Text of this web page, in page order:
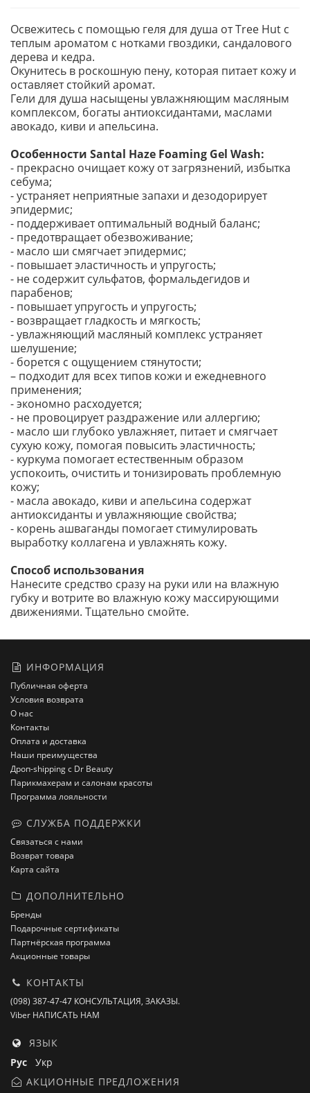
Освежитесь с помощью геля для душа от Tree Hut с
теплым ароматом с нотками гвоздики, сандалового
дерева и кедра.
Окунитесь в роскошную пену, которая питает кожу и
оставляет стойкий аромат.
Гели для душа насыщены увлажняющим масляным
комплексом, богаты антиоксидантами, маслами
авокадо, киви и апельсина.
Особенности Santal Haze Foaming Gel Wash:
- прекрасно очищает кожу от загрязнений, избытка
себума;
- устраняет неприятные запахи и дезодорирует
эпидермис;
- поддерживает оптимальный водный баланс;
- предотвращает обезвоживание;
- масло ши смягчает эпидермис;
- повышает эластичность и упругость;
- не содержит сульфатов, формальдегидов и
парабенов;
- повышает упругость и упругость;
- возвращает гладкость и мягкость;
- увлажняющий масляный комплекс устраняет
шелушение;
- борется с ощущением стянутости;
– подходит для всех типов кожи и ежедневного
применения;
- экономно расходуется;
- не провоцирует раздражение или аллергию;
- масло ши глубоко увлажняет, питает и смягчает
сухую кожу, помогая повысить эластичность;
- куркума помогает естественным образом
успокоить, очистить и тонизировать проблемную
кожу;
- масла авокадо, киви и апельсина содержат
антиоксиданты и увлажняющие свойства;
- корень ашваганды помогает стимулировать
выработку коллагена и увлажнять кожу.
Способ использования
Нанесите средство сразу на руки или на влажную
губку и вотрите во влажную кожу массирующими
движениями. Тщательно смойте.
ИНФОРМАЦИЯ
Публичная оферта
Условия возврата
О нас
Контакты
Оплата и доставка
Наши преимущества
Дроп-shipping с Dr Beauty
Парикмахерам и салонам красоты
Программа лояльности
СЛУЖБА ПОДДЕРЖКИ
Связаться с нами
Возврат товара
Карта сайта
ДОПОЛНИТЕЛЬНО
Бренды
Подарочные сертификаты
Партнёрская программа
Акционные товары
КОНТАКТЫ
(098) 387-47-47 КОНСУЛЬТАЦИЯ, ЗАКАЗЫ.
Viber НАПИСАТЬ НАМ
ЯЗЫК
Рус Укр
АКЦИОННЫЕ ПРЕДЛОЖЕНИЯ